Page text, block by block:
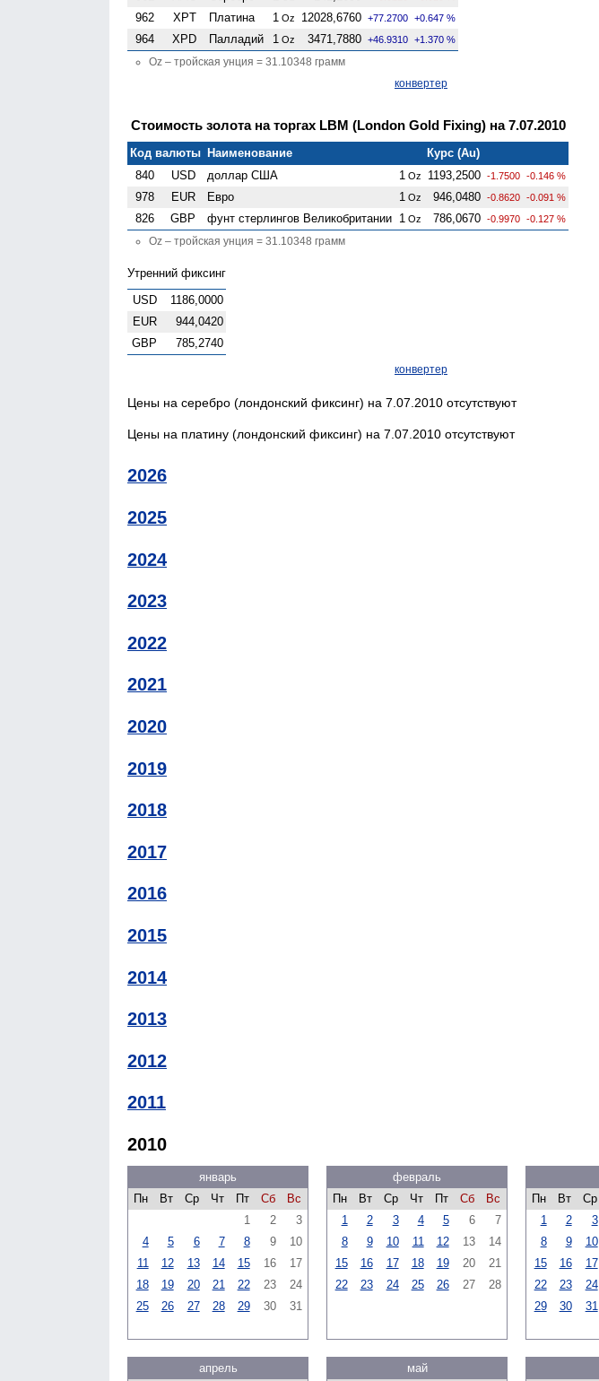
962 XPT Платина 1 Oz 12028,6760 +77.2700 +0.647 %
964 XPD Палладий 1 Oz 3471,7880 +46.9310 +1.370 %
Oz – тройская унция = 31.10348 грамм
конвертер
Стоимость золота на торгах LBM (London Gold Fixing) на 7.07.2010
Код валюты Наименование
Курс (Au)
840
USD доллар США 1 Oz 1193,2500 -1.7500 -0.146 %
978 EUR Евро 1 Oz 946,0480 -0.8620 -0.091 %
826 GBP фунт стерлингов Велико­британии 1 Oz 786,0670 -0.9970 -0.127 %
Oz – тройская унция = 31.10348 грамм
Утренний фиксинг
USD
1186,0000
EUR
944,0420
GBP
785,2740
конвертер
Цены на серебро (лондонский фиксинг) на 7.07.2010 отсутствуют
Цены на платину (лондонский фиксинг) на 7.07.2010 отсутствуют
2026
2025
2024
2023
2022
2021
2020
2019
2018
2017
2016
2015
2014
2013
2012
2011
2010
январь
Пн
Вт Ср Чт Пт Сб
Вс
1
2
3
4
5 6 7 8 9
10
11
12 13 14 15 16
17
18
19 20 21 22 23
24
25
26 27 28 29 30 31
февраль
Пн
Вт Ср Чт Пт Сб
Вс
1
2 3 4 5 6
7
8
9 10 11 12 13
14
15
16 17 18 19 20
21
22
23 24 25 26 27 28
Пн
Вт Ср
1
2 3
8
9 10
15
16 17
22
23 24
29
30 31
апрель
май